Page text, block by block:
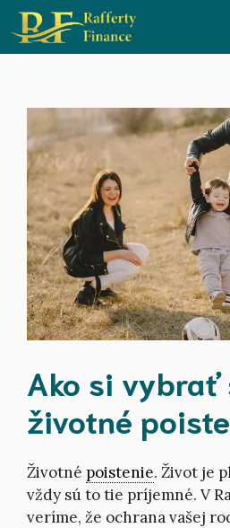
Preskočiť
na
obsah
Ako si vybrať
životné
Životné poistenie. Život je
vždy sú to tie príjemné. V
veríme, že ochrana vašej